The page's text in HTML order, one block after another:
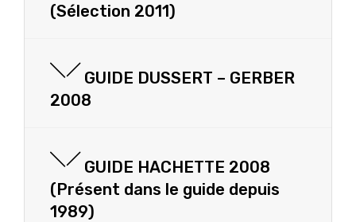
(Sélection 2011)
GUIDE DUSSERT – GERBER
2008
GUIDE HACHETTE 2008
(Présent dans le guide depuis
1989)